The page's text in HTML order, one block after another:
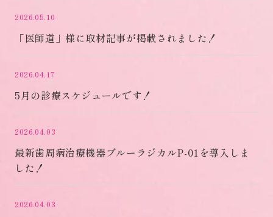
2026.05.10
「医師道」様に取材記事が掲載されました！
2026.04.17
5月の診療スケジュールです！
2026.04.03
最新歯周病治療機器ブルーラジカルP-01を導入しま
した！
2026.04.03